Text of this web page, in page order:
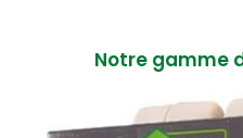
Notre gamme